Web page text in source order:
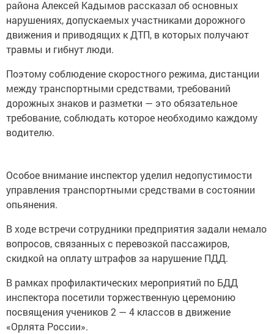
района Алексей Кадымов рассказал об основных
нарушениях, допускаемых участниками дорожного
движения и приводящих к ДТП, в которых получают
травмы и гибнут люди.
Поэтому соблюдение скоростного режима, дистанции
между транспортными средствами, требований
дорожных знаков и разметки — это обязательное
требование, соблюдать которое необходимо каждому
водителю.
Особое внимание инспектор уделил недопустимости
управления транспортными средствами в состоянии
опьянения.
В ходе встречи сотрудники предприятия задали немало
вопросов, связанных с перевозкой пассажиров,
скидкой на оплату штрафов за нарушение ПДД.
В рамках профилактических мероприятий по БДД
инспектора посетили торжественную церемонию
посвящения учеников 2 — 4 классов в движение
«Орлята России».